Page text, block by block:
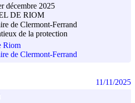
décembre 2025
DE RIOM
de Clermont-Ferrand
de la protection
Riom
de Clermont-Ferrand
11/11/2025